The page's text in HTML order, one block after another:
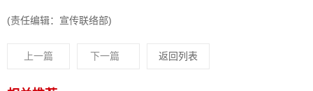
(责任编辑：宣传联络部)
上一篇 下一篇 返回列表